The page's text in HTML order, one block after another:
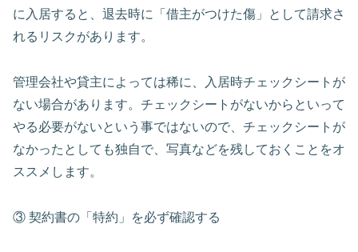
に入居すると、退去時に「借主がつけた傷」として請求さ
れるリスクがあります。
管理会社や貸主によっては稀に、入居時チェックシートが
ない場合があります。チェックシートがないからといって
やる必要がないという事ではないので、チェックシートが
なかったとしても独自で、写真などを残しておくことをオ
ススメします。
③ 契約書の「特約」を必ず確認する